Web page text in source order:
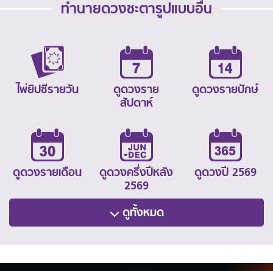
ทำนายดวงชะตารูปแบบอื่น
ไพ่ยิปซีรายวัน
ดูดวงราย
สัปดาห์
ดูดวงรายปักษ์
ดูดวงรายเดือน
ดูดวงครึ่งปีหลัง
2569
ดูดวงปี 2569
ดูทั้งหมด